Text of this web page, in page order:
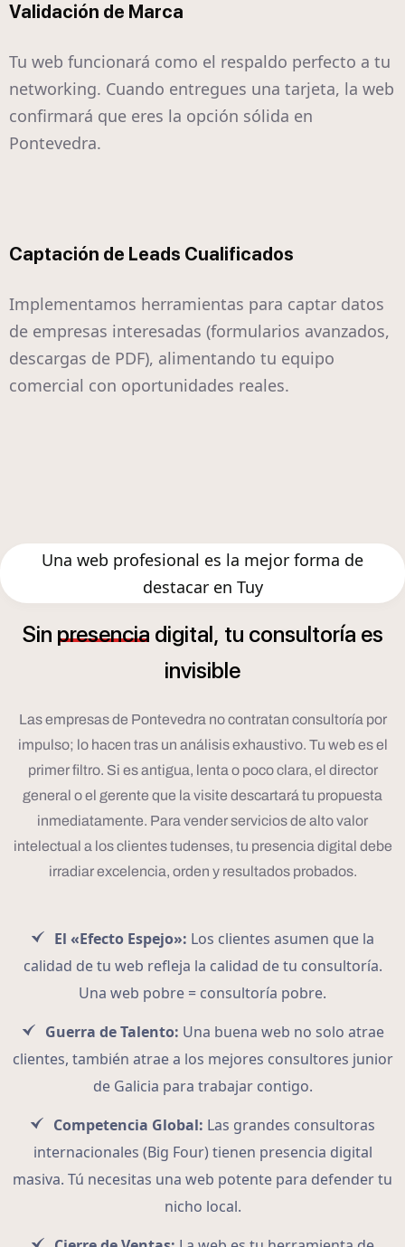
Validación de Marca
Tu web funcionará como el respaldo perfecto a tu
networking. Cuando entregues una tarjeta, la web
confirmará que eres la opción sólida en
Pontevedra.
Captación de Leads Cualificados
Implementamos herramientas para captar datos
de empresas interesadas (formularios avanzados,
descargas de PDF), alimentando tu equipo
comercial con oportunidades reales.
Una web profesional es la mejor forma de
destacar en Tuy
Sin presencia digital, tu consultoría es
invisible
Las empresas de Pontevedra no contratan consultoría por
impulso; lo hacen tras un análisis exhaustivo. Tu web es el
primer filtro. Si es antigua, lenta o poco clara, el director
general o el gerente que la visite descartará tu propuesta
inmediatamente. Para vender servicios de alto valor
intelectual a los clientes tudenses, tu presencia digital debe
irradiar excelencia, orden y resultados probados.
El «Efecto Espejo»: Los clientes asumen que la
calidad de tu web refleja la calidad de tu consultoría.
Una web pobre = consultoría pobre.
Guerra de Talento: Una buena web no solo atrae
clientes, también atrae a los mejores consultores junior
de Galicia para trabajar contigo.
Competencia Global: Las grandes consultoras
internacionales (Big Four) tienen presencia digital
masiva. Tú necesitas una web potente para defender tu
nicho local.